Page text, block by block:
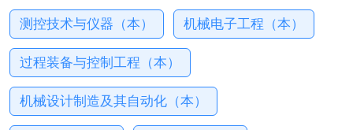
测控技术与仪器（本） 机械电子工程（本）
过程装备与控制工程（本）
机械设计制造及其自动化（本）